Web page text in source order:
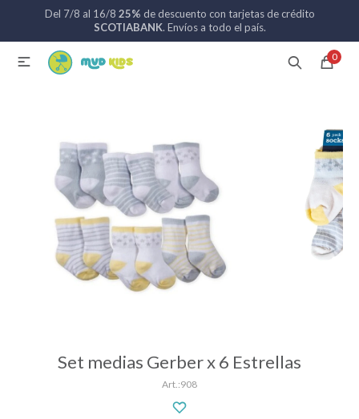
Del 7/8 al 16/8 25% de descuento con tarjetas de crédito
SCOTIABANK. Envíos a todo el país.
0

Set medias Gerber x 6 Estrellas
908
MI CUENTA
Catálogo Nuevos ingresos
Sillas de auto
Lactancia
Alimentación